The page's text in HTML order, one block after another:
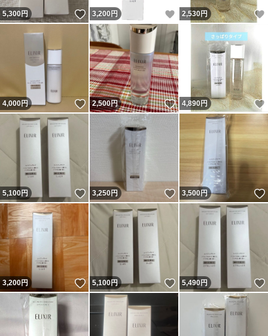
5,300円 いいね！
3,200 円 いいね！
2,530円
4,000円 いいね！
2,500円 いいね！
4,890円
5,100円 いいね！
3,250円 いいね！
3,500円
3,200円 いいね！
5,100円 いいね！
5,490円